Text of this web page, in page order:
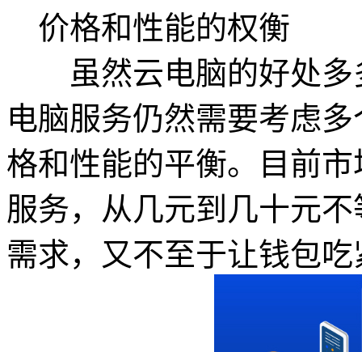
价格和性能的权衡
虽然云电脑的好处多
电脑服务仍然需要考虑
格和性能的平衡。目前
服务，从几元到几十元
需求，又不至于让钱包吃